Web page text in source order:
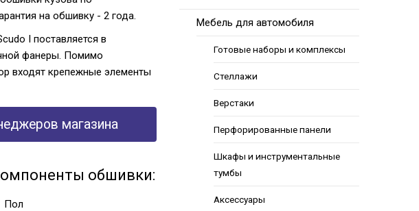
на обшивку - 2 года.
I поставляется в
фанеры. Помимо
входят крепежные элементы
магазина
обшивки:
Пол
Мебель для автомобиля
Готовые наборы и комплексы
Стеллажи
Верстаки
Перфорированные панели
Шкафы и инструментальные
тумбы
Аксессуары